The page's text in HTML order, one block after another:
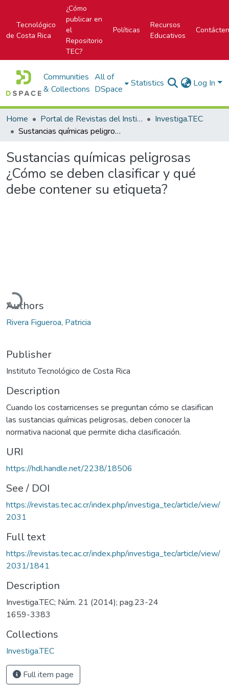
Tecnológico
de Costa Rica
¿Cómo
publicar en
el
Repositorio
TEC?
Políticas
Recursos
Educativos
Communities
& Collections
All of
DSpace
Statistics Log In
Home Portal de Revistas del Instituto Tecnológico de Costa Rica
Investiga.TEC
Sustancias químicas peligrosas ¿Cómo se deben clasificar y qué debe contener su etiqueta?
Sustancias químicas peligrosas
¿Cómo se deben clasificar y qué
debe contener su etiqueta?
Loading...
Authors
Rivera Figueroa, Patricia
Publisher
Instituto Tecnológico de Costa Rica
Description
Cuando los costarricenses se preguntan cómo se clasifican
las sustancias químicas peligrosas, deben conocer la
normativa nacional que permite dicha clasificación.
URI
https://hdl.handle.net/2238/18506
See / DOI
https://revistas.tec.ac.cr/index.php/investiga_tec/article/view/
2031
Full text
https://revistas.tec.ac.cr/index.php/investiga_tec/article/view/
2031/1841
Description
Investiga.TEC; Núm. 21 (2014); pag.23-24
1659-3383
Collections
Investiga.TEC
Full item page